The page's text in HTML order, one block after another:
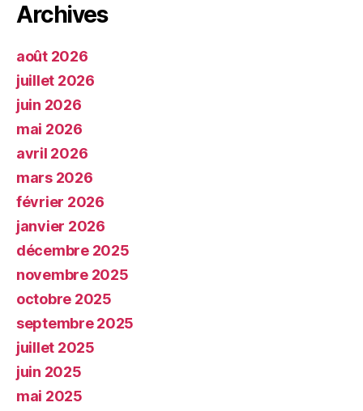
Archives
août 2026
juillet 2026
juin 2026
mai 2026
avril 2026
mars 2026
février 2026
janvier 2026
décembre 2025
novembre 2025
octobre 2025
septembre 2025
juillet 2025
juin 2025
mai 2025